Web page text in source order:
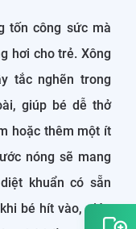
tốn công sức mà
hơi cho trẻ. Xông
tắc nghẽn trong
giúp bé dễ thở
hoặc thêm một ít
nóng sẽ mang
khuẩn có sẵn
bé hít vào, giúp